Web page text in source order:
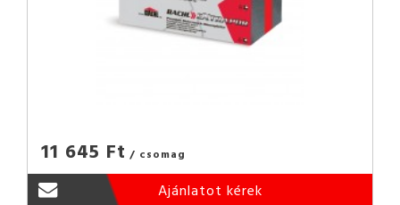
11 645 Ft / csomag
Ajánlatot kérek